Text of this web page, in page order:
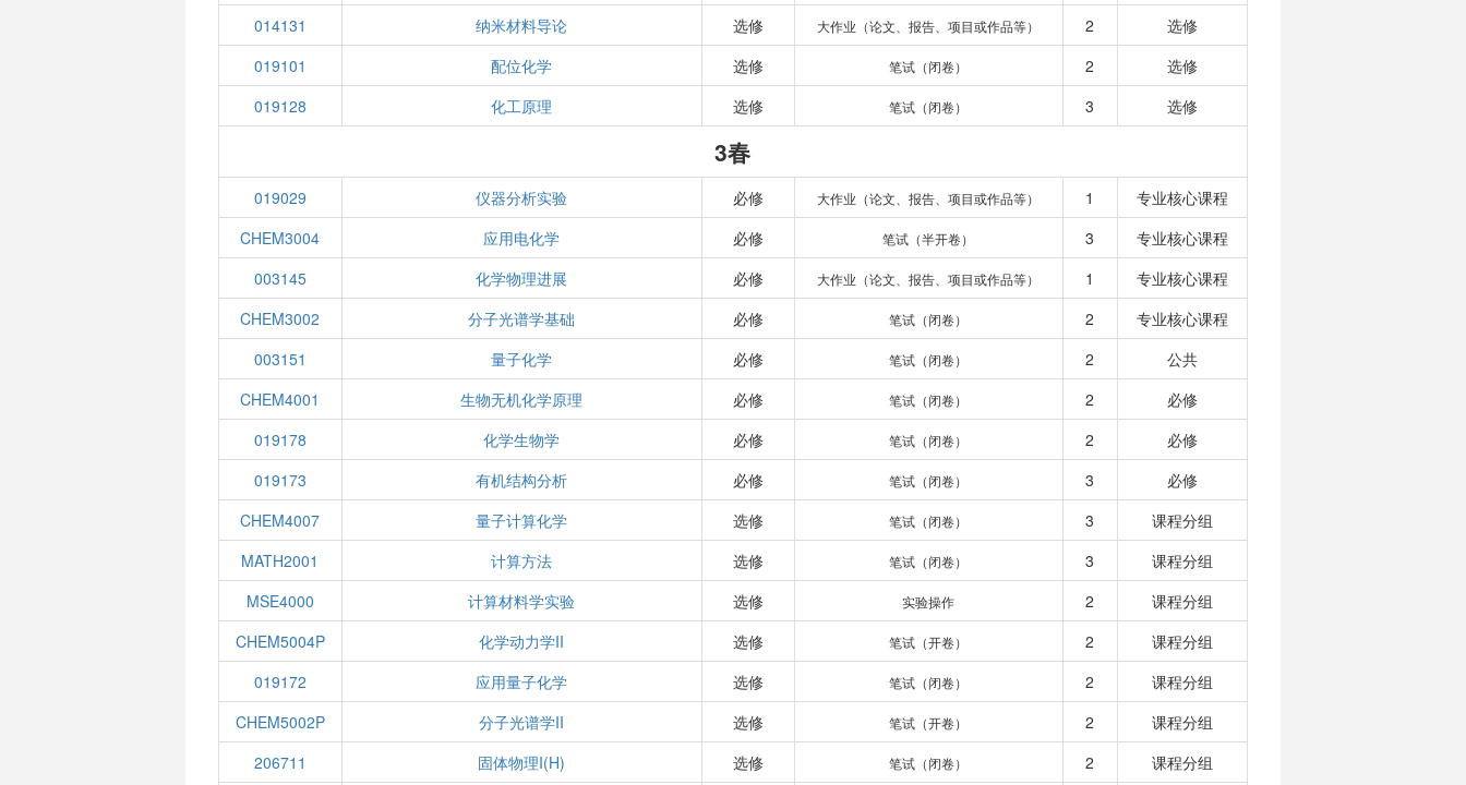
014131
纳米材料导论 选修 大作业（论文、报告、项目或作品等） 2
选修
019101
配位化学 选修 笔试（闭卷） 2
选修
019128
化工原理 选修 笔试（闭卷） 3 选修
3春
019029 仪器分析实验 必修 大作业（论文、报告、项目或作品等） 1
专业核心课程
CHEM3004
应用电化学 必修 笔试（半开卷） 3
专业核心课程
003145
化学物理进展 必修 大作业（论文、报告、项目或作品等） 1
专业核心课程
CHEM3002
分子光谱学基础 必修 笔试（闭卷） 2
专业核心课程
003151
量子化学 必修 笔试（闭卷） 2
公共
CHEM4001
生物无机化学原理 必修 笔试（闭卷） 2
必修
019178
化学生物学 必修 笔试（闭卷） 2
必修
019173
有机结构分析 必修 笔试（闭卷） 3
必修
CHEM4007
量子计算化学 选修 笔试（闭卷） 3
课程分组
MATH2001
计算方法 选修 笔试（闭卷） 3
课程分组
MSE4000
计算材料学实验 选修 实验操作 2
课程分组
CHEM5004P
化学动力学II 选修 笔试（开卷） 2
课程分组
019172
应用量子化学 选修 笔试（闭卷） 2
课程分组
CHEM5002P
分子光谱学II 选修 笔试（开卷） 2
课程分组
206711
固体物理I(H) 选修 笔试（闭卷） 2 课程分组